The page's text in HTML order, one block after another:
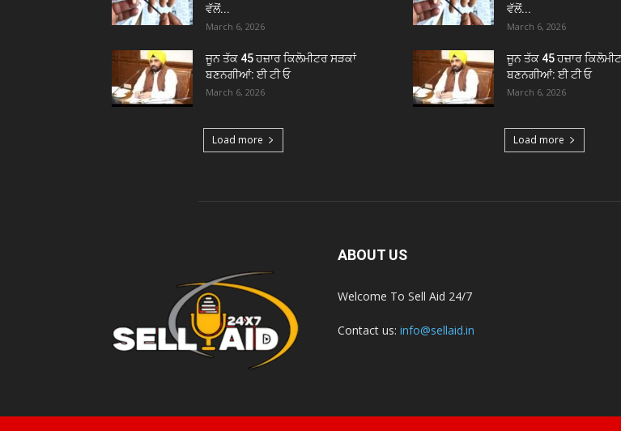
ਵੱਲੋਂ...
March 6, 2026
ਜੂਨ ਤੱਕ 45 ਹਜ਼ਾਰ ਕਿਲੋਮੀਟਰ ਸੜਕਾਂ
ਬਣਨਗੀਆਂ: ਈ ਟੀ ਓ
March 6, 2026
Load more
ਵੱਲੋਂ...
March 6, 2026
ਜੂਨ ਤੱਕ 45 ਹਜ਼ਾਰ
ਬਣਨਗੀਆਂ: ਈ ਟੀ ਓ
March 6, 2026
Load more
ABOUT US
Welcome To Sell Aid 24/7
Contact us: info@sellaid.in